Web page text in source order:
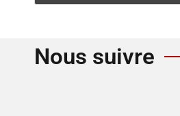
Nous suivre